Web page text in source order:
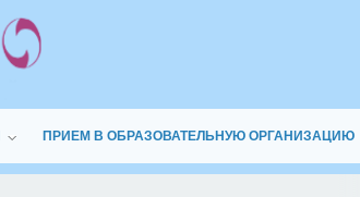
ПРИЕМ В ОБРАЗОВАТЕЛЬНУЮ ОРГАНИЗАЦИЮ